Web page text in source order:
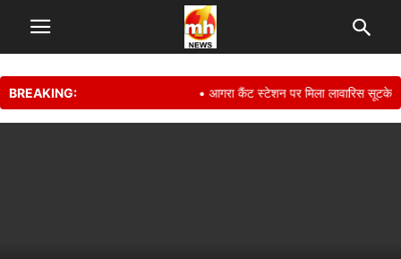
BREAKING: • आगरा कैंट स्टेशन पर मिला लावारिस सूटकेस,